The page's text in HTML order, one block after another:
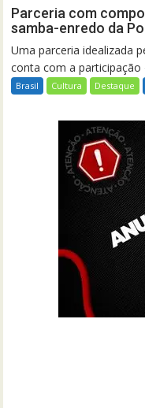
Parceria com
samba-enredo da
Uma parceria idealizada
conta com a participação
Brasil Cultura Destaque